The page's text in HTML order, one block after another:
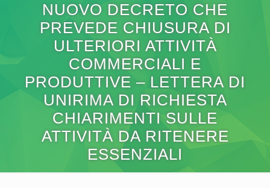
NUOVO DECRETO CHE
PREVEDE CHIUSURA DI
ULTERIORI ATTIVITÀ
COMMERCIALI E
PRODUTTIVE – LETTERA DI
UNIRIMA DI RICHIESTA
CHIARIMENTI SULLE
ATTIVITÀ DA RITENERE
ESSENZIALI